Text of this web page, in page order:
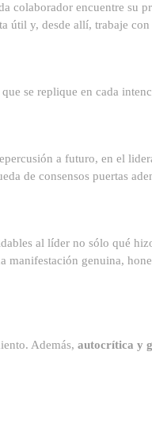
colaborador encuentre su
útil y, desde allí, trabaje
se replique en cada
a futuro, en el
de consensos puertas
al líder no sólo qué
manifestación genuina,
Además, autocrítica y